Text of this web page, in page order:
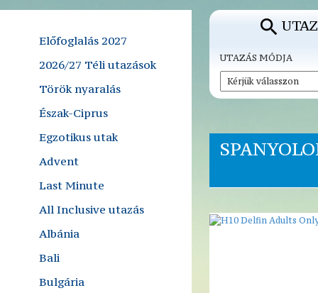
Előfoglalás 2027
2026/27 Téli utazások
Török nyaralás
Észak-Ciprus
Egzotikus utak
Advent
Last Minute
All Inclusive utazás
Albánia
Bali
Bulgária
UTAZÁS MÓDJA